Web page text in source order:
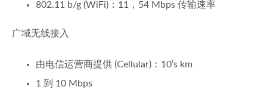
802.11 b/g (WiFi)：11，54 Mbps 传输速率
广域无线接入
由电信运营商提供 (Cellular)：10’s km
1 到 10 Mbps